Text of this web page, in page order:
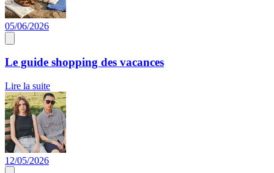
05/06/2026
Le guide shopping des vacances
Lire la suite
12/05/2026